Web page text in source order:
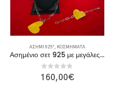
ΑΣΉΜΙ 925° ΚΟΣΜΉΜΑΤΑ
Ασημένιο σετ 925 με μεγάλες επίχρυσες καρδιές
0 out of 5
160,00€